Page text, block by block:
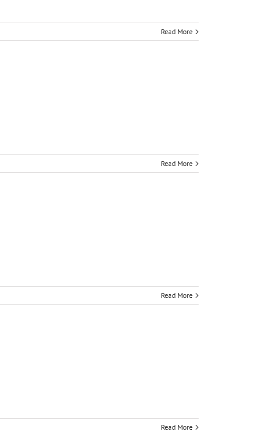
Read More
Read More
Read More
Read More